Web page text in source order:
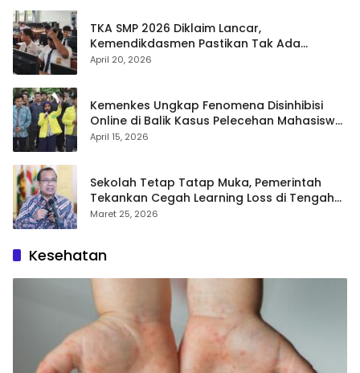
TKA SMP 2026 Diklaim Lancar,
Kemendikdasmen Pastikan Tak Ada
Kebocoran Soal
April 20, 2026
Kemenkes Ungkap Fenomena Disinhibisi
Online di Balik Kasus Pelecehan Mahasiswa
FH UI
April 15, 2026
Sekolah Tetap Tatap Muka, Pemerintah
Tekankan Cegah Learning Loss di Tengah
Krisis Global
Maret 25, 2026
Kesehatan